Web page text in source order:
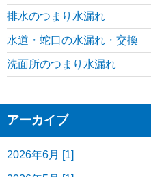
排水のつまり水漏れ
水道・蛇口の水漏れ・交換
洗面所のつまり水漏れ
アーカイブ
2026年6月 [1]